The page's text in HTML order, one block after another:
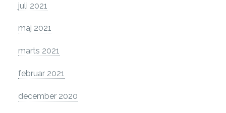
juli 2021
maj 2021
marts 2021
februar 2021
december 2020